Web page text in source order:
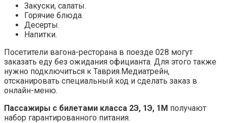
Закуски, салаты.
Горячие блюда.
Десерты.
Напитки.
Посетители вагона-ресторана в поезде 028 могут
заказать еду без ожидания официанта. Для этого также
нужно подключиться к Таврия.Медиатрейн,
отсканировать специальный код и сделать заказ в
онлайн-меню.
Пассажиры с билетами класса 2Э, 1Э, 1М получают
набор гарантированного питания.